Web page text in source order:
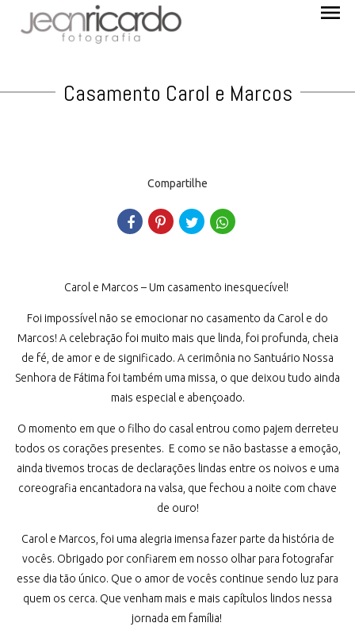
menu
Casamento Carol e Marcos
Compartilhe
Carol e Marcos – Um casamento inesquecível!
Foi impossível não se emocionar no casamento da Carol e do
Marcos! A celebração foi muito mais que linda, foi profunda, cheia
de fé, de amor e de significado. A cerimônia no Santuário Nossa
Senhora de Fátima foi também uma missa, o que deixou tudo ainda
mais especial e abençoado.
O momento em que o filho do casal entrou como pajem derreteu
todos os corações presentes. E como se não bastasse a emoção,
ainda tivemos trocas de declarações lindas entre os noivos e uma
coreografia encantadora na valsa, que fechou a noite com chave
de ouro!
Carol e Marcos, foi uma alegria imensa fazer parte da história de
vocês. Obrigado por confiarem em nosso olhar para fotografar
esse dia tão único. Que o amor de vocês continue sendo luz para
quem os cerca. Que venham mais e mais capítulos lindos nessa
jornada em família!